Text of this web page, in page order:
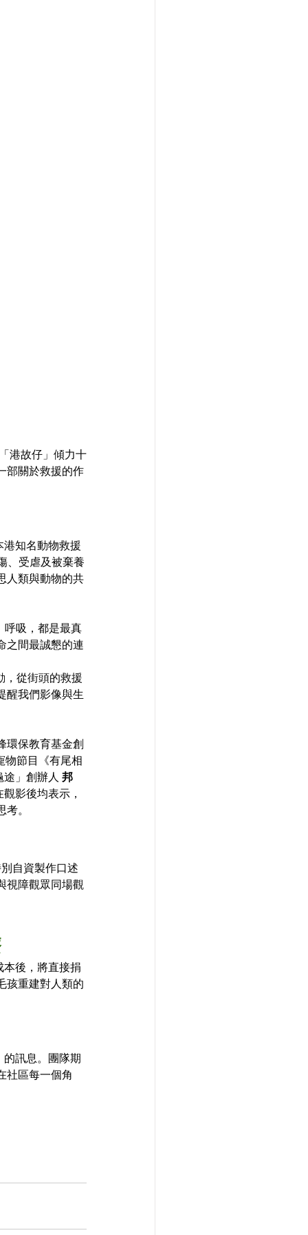
港故仔」傾力十
部關於救援的作
知名動物救援
、受虐及被棄養
人類與動物的共
吸，都是最真
之間最誠懇的連
從街頭的救援
醒我們影像與生
環保教育基金創
物節目《有尾相
途」創辦人 邦
影後均表示，
。
自資製作口述
視障觀眾同場觀
後，將直接捐
孩重建對人類的
訊息。團隊期
社區每一個角